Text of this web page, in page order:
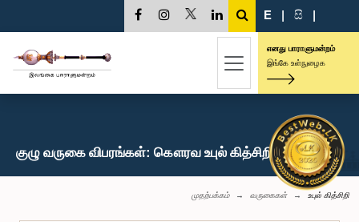
E | සි |
எனது பாராளுமன்றம்
இங்கே உள்நுழைக
குழு வருகை விபரங்கள்: கௌரவ உபுல் கித்சிறி, பா.உ.
முதற்பக்கம் வருகைகள் உபுல் கித்சிறி